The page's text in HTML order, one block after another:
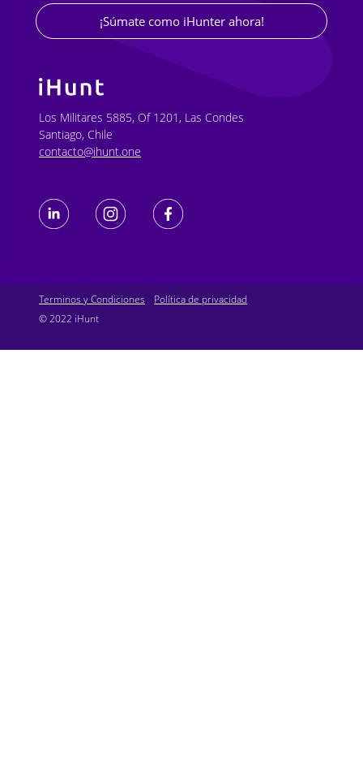
Los Militares 5885, Of 1201, Las Condes
Santiago, Chile
contacto@ihunt.one
¡Súmate como iHunter ahora!
© 2022 iHunt
Terminos y Condiciones Política de privacidad